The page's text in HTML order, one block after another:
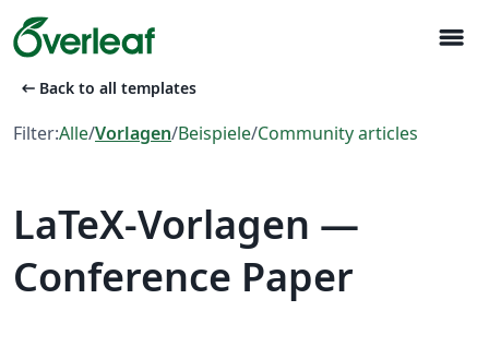
menu
arrow_left_alt Back to all templates
Filter:Alle/Vorlagen/Beispiele/Community articles
LaTeX-Vorlagen —
Conference Paper